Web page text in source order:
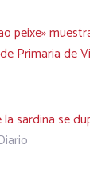
peixe»
Primaria de
la sardina se